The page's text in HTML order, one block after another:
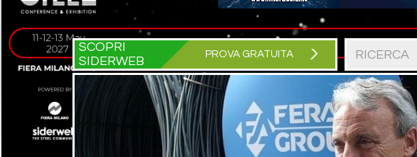
SCOPRI
SIDERWEB
PROVA GRATUITA